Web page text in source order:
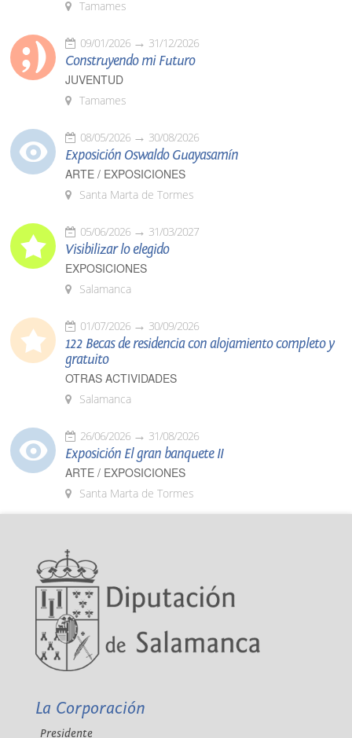
Tamames
09/01/2026 31/12/2026
Construyendo mi Futuro
JUVENTUD
Tamames
08/05/2026 30/08/2026
Exposición Oswaldo Guayasamín
ARTE / EXPOSICIONES
Santa Marta de Tormes
05/06/2026 31/03/2027
Visibilizar lo elegido
EXPOSICIONES
Salamanca
01/07/2026 30/09/2026
122 Becas de residencia con alojamiento completo y
gratuito
OTRAS ACTIVIDADES
Salamanca
26/06/2026 31/08/2026
Exposición El gran banquete II
ARTE / EXPOSICIONES
Santa Marta de Tormes
La Corporación
Presidente